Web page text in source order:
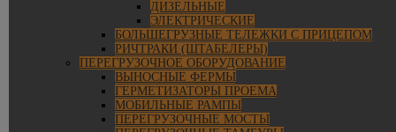
ДИЗЕЛЬНЫЕ
ЭЛЕКТРИЧЕСКИЕ
БОЛЬШЕГРУЗНЫЕ ТЕЛЕЖКИ С ПРИЦЕПОМ
РИЧТРАКИ (ШТАБЕЛЕРЫ)
ПЕРЕГРУЗОЧНОЕ ОБОРУДОВАНИЕ
ВЫНОСНЫЕ ФЕРМЫ
ГЕРМЕТИЗАТОРЫ ПРОЕМА
МОБИЛЬНЫЕ РАМПЫ
ПЕРЕГРУЗОЧНЫЕ МОСТЫ